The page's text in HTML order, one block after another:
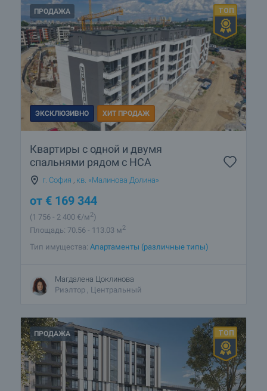
ПРОДАЖА
ЭКСКЛЮЗИВНО ХИТ ПРОДАЖ
Квартиры с одной и двумя
спальнями рядом с НСА
г. София кв. «Малинова Долина»
от € 169 344
(1 756 - 2 400 €/м2)
Площадь: 70.56 - 113.03 м2
Тип имущества: Апартаменты (различные типы)
Магдалена Цоклинова
Риэлтор , Центральный
ПРОДАЖА